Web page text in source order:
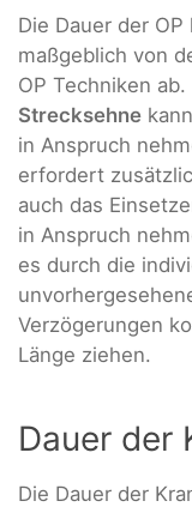
Die Dauer der
maßgeblich von
OP Techniken ab.
Strecksehne
in Anspruch
erfordert
auch das
in Anspruch
es durch die
Verzögerungen
Länge ziehen.
Dauer der
Die Dauer der